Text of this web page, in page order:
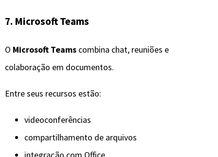
7. Microsoft Teams
O Microsoft Teams combina chat, reuniões e
colaboração em documentos.
Entre seus recursos estão:
videoconferências
compartilhamento de arquivos
integração com Office